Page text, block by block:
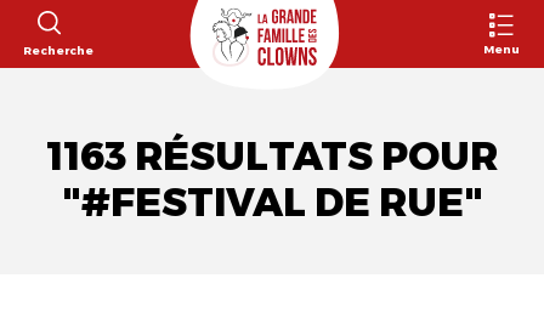
Recherche Menu
1163 RÉSULTATS POUR
"#FESTIVAL DE RUE"